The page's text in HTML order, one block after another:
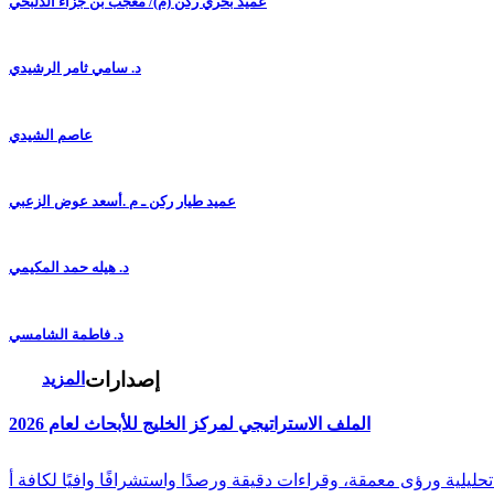
د. سامي ثامر الرشيدي
عاصم الشيدي
عميد طيار ركن ـ م .أسعد عوض الزعبي
د. هيله حمد المكيمي
د. فاطمة الشامسي
المزيد إصدارات
الملف الاستراتيجي لمركز الخليج للأبحاث لعام 2026